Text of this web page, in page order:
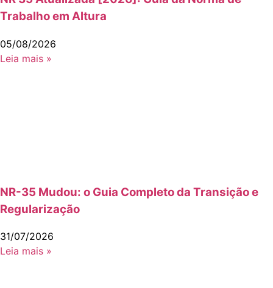
Trabalho em Altura
05/08/2026
Leia mais »
NR-35 Mudou: o Guia Completo da Transição e
Regularização
31/07/2026
Leia mais »